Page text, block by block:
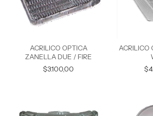
ACRILICO OPTICA
ZANELLA DUE / FIRE
$3.100,00
ACRILICO